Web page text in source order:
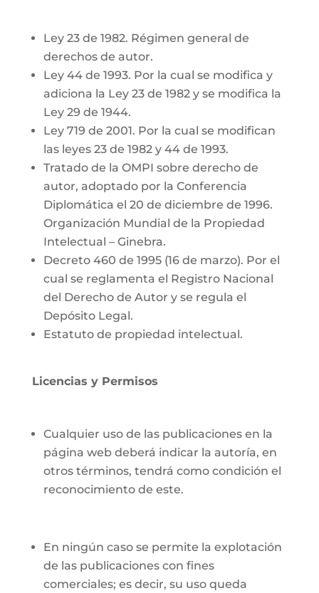
Ley 23 de 1982. Régimen general de
derechos de autor.
Ley 44 de 1993. Por la cual se modifica y
adiciona la Ley 23 de 1982 y se modifica la
Ley 29 de 1944.
Ley 719 de 2001. Por la cual se modifican
las leyes 23 de 1982 y 44 de 1993.
Tratado de la OMPI sobre derecho de
autor, adoptado por la Conferencia
Diplomática el 20 de diciembre de 1996.
Organización Mundial de la Propiedad
Intelectual – Ginebra.
Decreto 460 de 1995 (16 de marzo). Por el
cual se reglamenta el Registro Nacional
del Derecho de Autor y se regula el
Depósito Legal.
Estatuto de propiedad intelectual.
Licencias y Permisos
Cualquier uso de las publicaciones en la
página web deberá indicar la autoría, en
otros términos, tendrá como condición el
reconocimiento de este.
En ningún caso se permite la explotación
de las publicaciones con fines
comerciales; es decir, su uso queda